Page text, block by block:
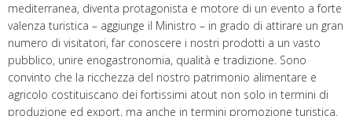
mediterranea, diventa protagonista e motore di un evento a forte
valenza turistica – aggiunge il Ministro – in grado di attirare un gran
numero di visitatori, far conoscere i nostri prodotti a un vasto
pubblico, unire enogastronomia, qualità e tradizione. Sono
convinto che la ricchezza del nostro patrimonio alimentare e
agricolo costituiscano dei fortissimi atout non solo in termini di
produzione ed export, ma anche in termini promozione turistica.